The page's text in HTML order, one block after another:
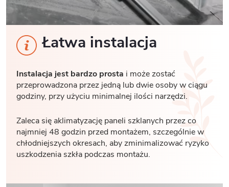
Łatwa instalacja
Instalacja jest bardzo prosta i może zostać
przeprowadzona przez jedną lub dwie osoby w ciągu
godziny, przy użyciu minimalnej ilości narzędzi.
Zaleca się aklimatyzację paneli szklanych przez co
najmniej 48 godzin przed montażem, szczególnie w
chłodniejszych okresach, aby zminimalizować ryzyko
uszkodzenia szkła podczas montażu.